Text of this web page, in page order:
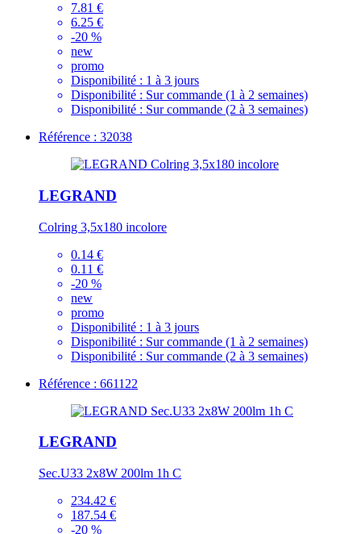
7.81 €
6.25 €
-20 %
new
promo
Disponibilité : 1 à 3 jours
Disponibilité : Sur commande (1 à 2 semaines)
Disponibilité : Sur commande (2 à 3 semaines)
Référence : 32038
LEGRAND
Colring 3,5x180 incolore
0.14 €
0.11 €
-20 %
new
promo
Disponibilité : 1 à 3 jours
Disponibilité : Sur commande (1 à 2 semaines)
Disponibilité : Sur commande (2 à 3 semaines)
Référence : 661122
LEGRAND
Sec.U33 2x8W 200lm 1h C
234.42 €
187.54 €
-20 %